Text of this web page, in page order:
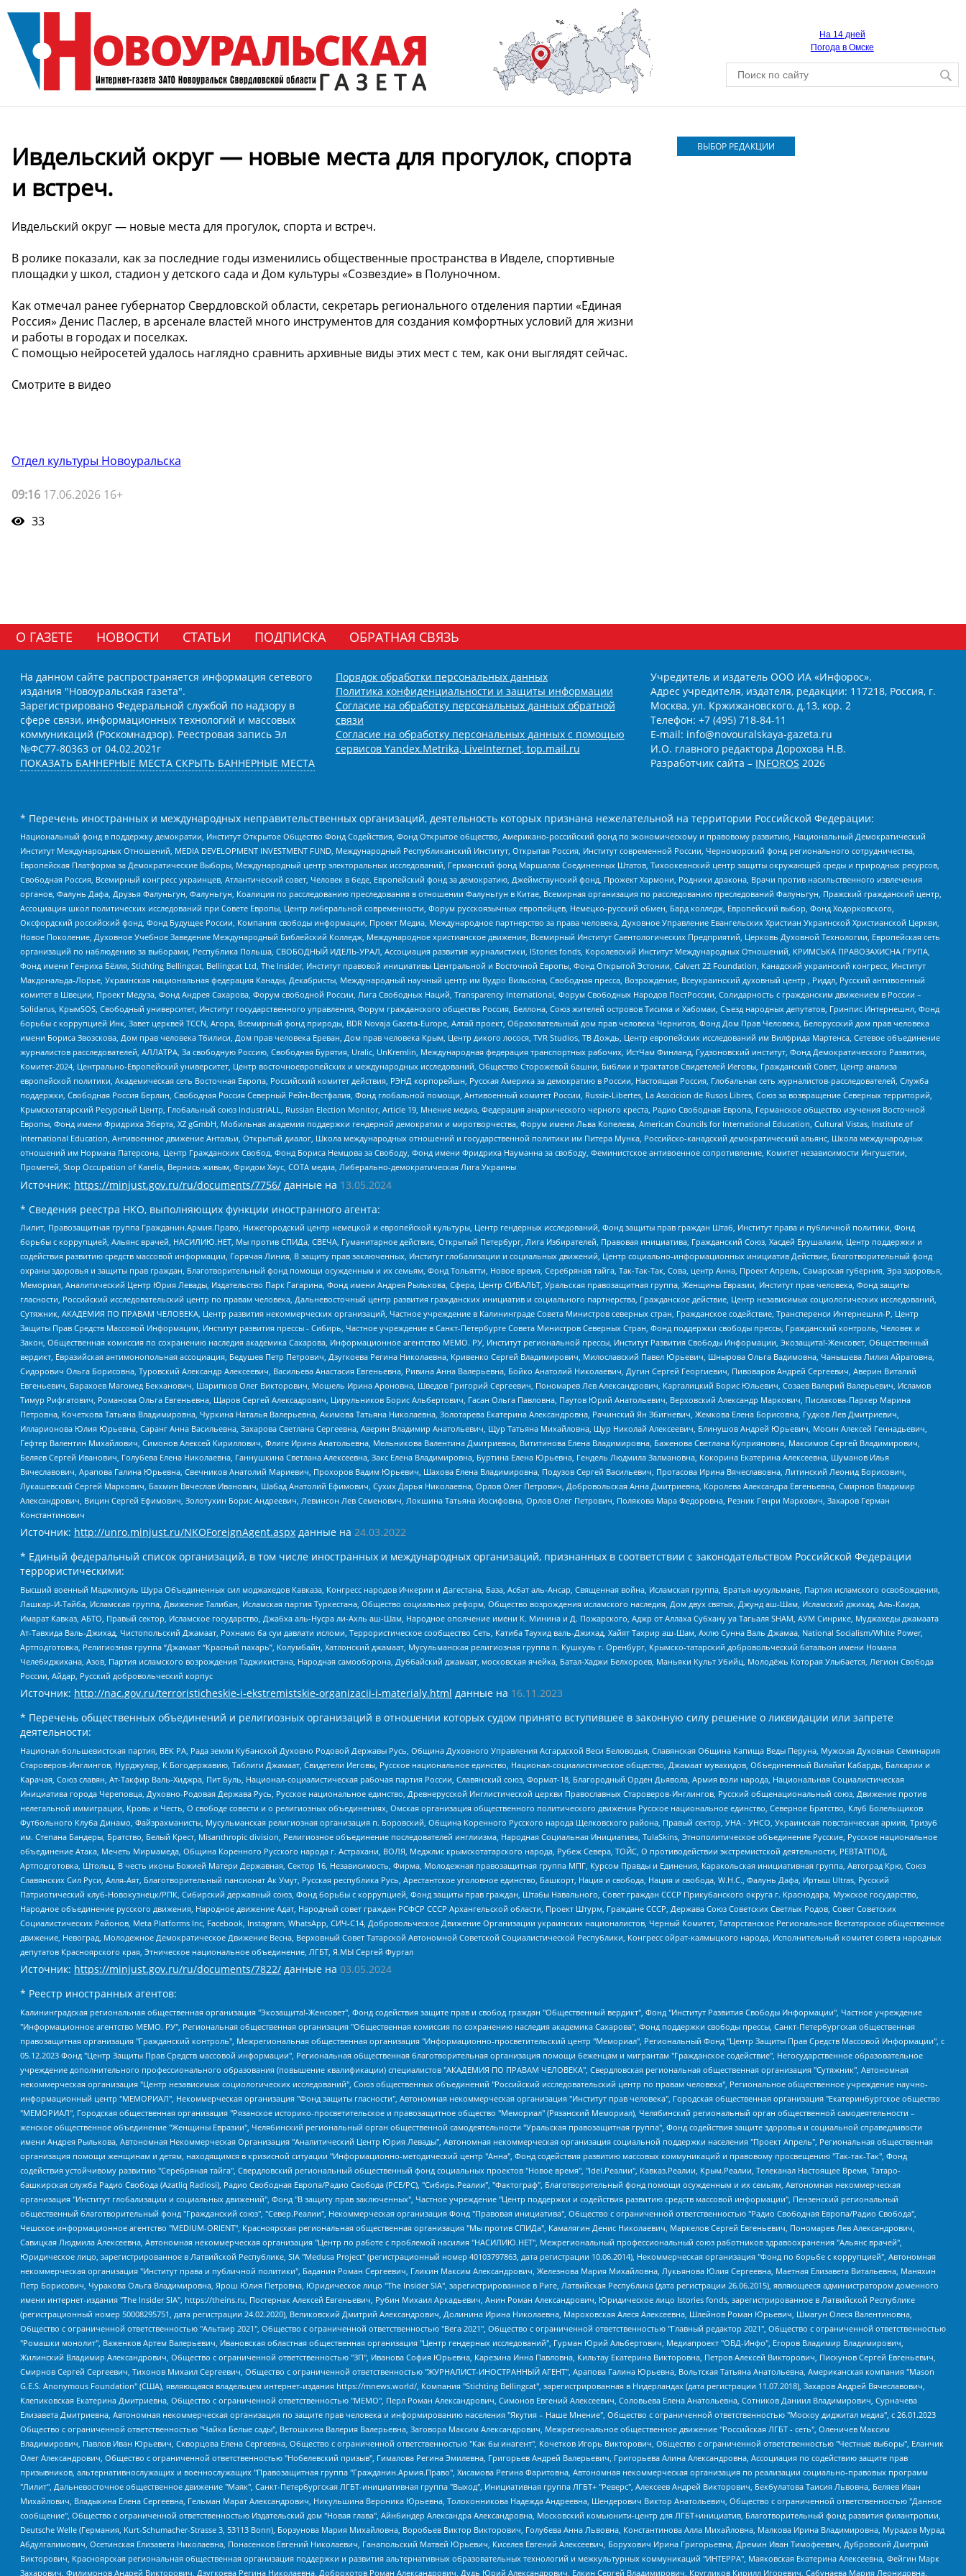
На 14 дней
Погода в Омске
Ивдельский округ — новые места для прогулок, спорта
и встреч.
Ивдельский округ — новые места для прогулок, спорта и встреч.
В ролике показали, как за последние годы изменились общественные пространства в Ивделе, спортивные
площадки у школ, стадион у детского сада и Дом культуры «Созвездие» в Полуночном.
Как отмечал ранее губернатор Свердловской области, секретарь регионального отделения партии «Единая
Россия» Денис Паслер, в арсенале властей много инструментов для создания комфортных условий для жизни
и работы в городах и поселках.
С помощью нейросетей удалось наглядно сравнить архивные виды этих мест с тем, как они выглядят сейчас.
Смотрите в видео
Отдел культуры Новоуральска
09:16 17.06.2026 16+
33
ВЫБОР РЕДАКЦИИ
О ГАЗЕТЕ НОВОСТИ СТАТЬИ ПОДПИСКА ОБРАТНАЯ СВЯЗЬ
На данном сайте распространяется информация сетевого
издания "Новоуральская газета".
Зарегистрировано Федеральной службой по надзору в
сфере связи, информационных технологий и массовых
коммуникаций (Роскомнадзор). Реестровая запись Эл
№ФС77-80363 от 04.02.2021г
ПОКАЗАТЬ БАННЕРНЫЕ МЕСТА СКРЫТЬ БАННЕРНЫЕ МЕСТА
Порядок обработки персональных данных
Политика конфиденциальности и защиты информации
Согласие на обработку персональных данных обратной
связи
Согласие на обработку персональных данных с помощью
сервисов Yandex.Metrika, LiveInternet, top.mail.ru
Учредитель и издатель ООО ИА «Инфорос».
Адрес учредителя, издателя, редакции: 117218, Россия, г.
Москва, ул. Кржижановского, д.13, кор. 2
Телефон: +7 (495) 718-84-11
E-mail: info@novouralskaya-gazeta.ru
И.О. главного редактора Дорохова Н.В.
Разработчик сайта – INFOROS 2026
* Перечень иностранных и международных неправительственных организаций, деятельность которых признана нежелательной на территории Российской Федерации:
Национальный фонд в поддержку демократии, Институт Открытое Общество Фонд Содействия, Фонд Открытое общество, Американо-российский фонд по экономическому и правовому развитию, Национальный Демократический
Институт Международных Отношений, MEDIA DEVELOPMENT INVESTMENT FUND, Международный Республиканский Институт, Открытая Россия, Институт современной России, Черноморский фонд регионального сотрудничества,
Европейская Платформа за Демократические Выборы, Международный центр электоральных исследований, Германский фонд Маршалла Соединенных Штатов, Тихоокеанский центр защиты окружающей среды и природных ресурсов,
Свободная Россия, Всемирный конгресс украинцев, Атлантический совет, Человек в беде, Европейский фонд за демократию, Джеймстаунский фонд, Прожект Хармони, Родники дракона, Врачи против насильственного извлечения
органов, Фалунь Дафа, Друзья Фалуньгун, Фалуньгун, Коалиция по расследованию преследования в отношении Фалуньгун в Китае, Всемирная организация по расследованию преследований Фалуньгун, Пражский гражданский центр,
Ассоциация школ политических исследований при Совете Европы, Центр либеральной современности, Форум русскоязычных европейцев, Немецко-русский обмен, Бард колледж, Европейский выбор, Фонд Ходорковского,
Оксфордский российский фонд, Фонд Будущее России, Компания свободы информации, Проект Медиа, Международное партнерство за права человека, Духовное Управление Евангельских Христиан Украинской Христианской Церкви,
Новое Поколение, Духовное Учебное Заведение Международный Библейский Колледж, Международное христианское движение, Всемирный Институт Саентологических Предприятий, Церковь Духовной Технологии, Европейская сеть
организаций по наблюдению за выборами, Республика Польша, СВОБОДНЫЙ ИДЕЛЬ-УРАЛ, Ассоциация развития журналистики, IStories fonds, Королевский Институт Международных Отношений, КРИМСЬКА ПРАВОЗАХИСНА ГРУПА,
Фонд имени Генриха Бёлля, Stichting Bellingcat, Bellingcat Ltd, The Insider, Институт правовой инициативы Центральной и Восточной Европы, Фонд Открытой Эстонии, Calvert 22 Foundation, Канадский украинский конгресс, Институт
Макдональда-Лорье, Украинская национальная федерация Канады, Декабристы, Международный научный центр им Вудро Вильсона, Свободная пресса, Возрождение, Всеукраинский духовный центр , Риддл, Русский антивоенный
комитет в Швеции, Проект Медуза, Фонд Андрея Сахарова, Форум свободной России, Лига Свободных Наций, Transparеncy International, Форум Свободных Народов ПостРоссии, Солидарность с гражданским движением в России –
Solidarus, КрымSOS, Свободный университет, Институт государственного управления, Форум гражданского общества Россия, Беллона, Союз жителей островов Тисима и Хабомаи, Съезд народных депутатов, Гринпис Интернешнл, Фонд
борьбы с коррупцией Инк, Завет церквей TCCN, Агора, Всемирный фонд природы, BDR Novaja Gazeta-Europe, Алтай проект, Образовательный дом прав человека Чернигов, Фонд Дом Прав Человека, Белорусский дом прав человека
имени Бориса Звозскова, Дом прав человека Тбилиси, Дом прав человека Ереван, Дом прав человека Крым, Центр дикого лосося, TVR Studios, ТВ Дождь, Центр европейских исследований им Вилфрида Мартенса, Сетевое объединение
журналистов расследователей, АЛЛАТРА, За свободную Россию, Свободная Бурятия, Uralic, UnKremlin, Международная федерация транспортных рабочих, ИстЧам Финланд, Гудзоновский институт, Фонд Демократического Развития,
Комитет-2024, Центрально-Европейский университет, Центр восточноевропейских и международных исследований, Общество Сторожевой башни, Библии и трактатов Свидетелей Иеговы, Гражданский Совет, Центр анализа
европейской политики, Академическая сеть Восточная Европа, Российский комитет действия, РЭНД корпорейшн, Русская Америка за демократию в России, Настоящая Россия, Глобальная сеть журналистов-расследователей, Служба
поддержки, Свободная Россия Берлин, Свободная Россия Северный Рейн-Вестфалия, Фонд глобальной помощи, Антивоенный комитет России, Russie-Libertes, La Asocicion de Rusos Libres, Союз за возвращение Северных территорий,
Крымскотатарский Ресурсный Центр, Глобальный союз IndustriALL, Russian Election Monitor, Article 19, Мнение медиа, Федерация анархического черного креста, Радио Свободная Европа, Германское общество изучения Восточной
Европы, Фонд имени Фридриха Эберта, XZ gGmbH, Мобильная академия поддержки гендерной демократии и миротворчества, Форум имени Льва Копелева, American Councils for International Education, Cultural Vistas, Institute of
International Education, Антивоенное движение Антальи, Открытый диалог, Школа международных отношений и государственной политики им Питера Мунка, Российско-канадский демократический альянс, Школа международных
отношений им Нормана Патерсона, Центр Гражданских Свобод, Фонд Бориса Немцова за Свободу, Фонд имени Фридриха Науманна за свободу, Феминистское антивоенное сопротивление, Комитет независимости Ингушетии,
Прометей, Stop Occupation of Karelia, Вернись живым, Фридом Хаус, СОТА медиа, Либерально-демократическая Лига Украины
Источник: https://minjust.gov.ru/ru/documents/7756/ данные на 13.05.2024
* Сведения реестра НКО, выполняющих функции иностранного агента:
Лилит, Правозащитная группа Гражданин.Армия.Право, Нижегородский центр немецкой и европейской культуры, Центр гендерных исследований, Фонд защиты прав граждан Штаб, Институт права и публичной политики, Фонд
борьбы с коррупцией, Альянс врачей, НАСИЛИЮ.НЕТ, Мы против СПИДа, СВЕЧА, Гуманитарное действие, Открытый Петербург, Лига Избирателей, Правовая инициатива, Гражданский Союз, Хасдей Ерушалаим, Центр поддержки и
содействия развитию средств массовой информации, Горячая Линия, В защиту прав заключенных, Институт глобализации и социальных движений, Центр социально-информационных инициатив Действие, Благотворительный фонд
охраны здоровья и защиты прав граждан, Благотворительный фонд помощи осужденным и их семьям, Фонд Тольятти, Новое время, Серебряная тайга, Так-Так-Так, Сова, центр Анна, Проект Апрель, Самарская губерния, Эра здоровья,
Мемориал, Аналитический Центр Юрия Левады, Издательство Парк Гагарина, Фонд имени Андрея Рылькова, Сфера, Центр СИБАЛЬТ, Уральская правозащитная группа, Женщины Евразии, Институт прав человека, Фонд защиты
гласности, Российский исследовательский центр по правам человека, Дальневосточный центр развития гражданских инициатив и социального партнерства, Гражданское действие, Центр независимых социологических исследований,
Сутяжник, АКАДЕМИЯ ПО ПРАВАМ ЧЕЛОВЕКА, Центр развития некоммерческих организаций, Частное учреждение в Калининграде Совета Министров северных стран, Гражданское содействие, Трансперенси Интернешнл-Р, Центр
Защиты Прав Средств Массовой Информации, Институт развития прессы - Сибирь, Частное учреждение в Санкт-Петербурге Совета Министров Северных Стран, Фонд поддержки свободы прессы, Гражданский контроль, Человек и
Закон, Общественная комиссия по сохранению наследия академика Сахарова, Информационное агентство МЕМО. РУ, Институт региональной прессы, Институт Развития Свободы Информации, Экозащита!-Женсовет, Общественный
вердикт, Евразийская антимонопольная ассоциация, Бедушев Петр Петрович, Дзугкоева Регина Николаевна, Кривенко Сергей Владимирович, Милославский Павел Юрьевич, Шнырова Ольга Вадимовна, Чанышева Лилия Айратовна,
Сидорович Ольга Борисовна, Туровский Александр Алексеевич, Васильева Анастасия Евгеньевна, Ривина Анна Валерьевна, Бойко Анатолий Николаевич, Дугин Сергей Георгиевич, Пивоваров Андрей Сергеевич, Аверин Виталий
Евгеньевич, Барахоев Магомед Бекханович, Шарипков Олег Викторович, Мошель Ирина Ароновна, Шведов Григорий Сергеевич, Пономарев Лев Александрович, Каргалицкий Борис Юльевич, Созаев Валерий Валерьевич, Исламов
Тимур Рифгатович, Романова Ольга Евгеньевна, Щаров Сергей Алексадрович, Цирульников Борис Альбертович, Гасан Ольга Павловна, Паутов Юрий Анатольевич, Верховский Александр Маркович, Пислакова-Паркер Марина
Петровна, Кочеткова Татьяна Владимировна, Чуркина Наталья Валерьевна, Акимова Татьяна Николаевна, Золотарева Екатерина Александровна, Рачинский Ян Збигневич, Жемкова Елена Борисовна, Гудков Лев Дмитриевич,
Илларионова Юлия Юрьевна, Саранг Анна Васильевна, Захарова Светлана Сергеевна, Аверин Владимир Анатольевич, Щур Татьяна Михайловна, Щур Николай Алексеевич, Блинушов Андрей Юрьевич, Мосин Алексей Геннадьевич,
Гефтер Валентин Михайлович, Симонов Алексей Кириллович, Флиге Ирина Анатольевна, Мельникова Валентина Дмитриевна, Вититинова Елена Владимировна, Баженова Светлана Куприяновна, Максимов Сергей Владимирович,
Беляев Сергей Иванович, Голубева Елена Николаевна, Ганнушкина Светлана Алексеевна, Закс Елена Владимировна, Буртина Елена Юрьевна, Гендель Людмила Залмановна, Кокорина Екатерина Алексеевна, Шуманов Илья
Вячеславович, Арапова Галина Юрьевна, Свечников Анатолий Мариевич, Прохоров Вадим Юрьевич, Шахова Елена Владимировна, Подузов Сергей Васильевич, Протасова Ирина Вячеславовна, Литинский Леонид Борисович,
Лукашевский Сергей Маркович, Бахмин Вячеслав Иванович, Шабад Анатолий Ефимович, Сухих Дарья Николаевна, Орлов Олег Петрович, Добровольская Анна Дмитриевна, Королева Александра Евгеньевна, Смирнов Владимир
Александрович, Вицин Сергей Ефимович, Золотухин Борис Андреевич, Левинсон Лев Семенович, Локшина Татьяна Иосифовна, Орлов Олег Петрович, Полякова Мара Федоровна, Резник Генри Маркович, Захаров Герман
Константинович
Источник: http://unro.minjust.ru/NKOForeignAgent.aspx данные на 24.03.2022
* Единый федеральный список организаций, в том числе иностранных и международных организаций, признанных в соответствии с законодательством Российской Федерации
террористическими:
Высший военный Маджлисуль Шура Объединенных сил моджахедов Кавказа, Конгресс народов Ичкерии и Дагестана, База, Асбат аль-Ансар, Священная война, Исламская группа, Братья-мусульмане, Партия исламского освобождения,
Лашкар-И-Тайба, Исламская группа, Движение Талибан, Исламская партия Туркестана, Общество социальных реформ, Общество возрождения исламского наследия, Дом двух святых, Джунд аш-Шам, Исламский джихад, Аль-Каида,
Имарат Кавказ, АБТО, Правый сектор, Исламское государство, Джабха аль-Нусра ли-Ахль аш-Шам, Народное ополчение имени К. Минина и Д. Пожарского, Аджр от Аллаха Субхану уа Тагьаля SHAM, АУМ Синрике, Муджахеды джамаата
Ат-Тавхида Валь-Джихад, Чистопольский Джамаат, Рохнамо ба суи давлати исломи, Террористическое сообщество Сеть, Катиба Таухид валь-Джихад, Хайят Тахрир аш-Шам, Ахлю Сунна Валь Джамаа, National Socialism/White Power,
Артподготовка, Религиозная группа “Джамаат “Красный пахарь”, Колумбайн, Хатлонский джамаат, Мусульманская религиозная группа п. Кушкуль г. Оренбург, Крымско-татарский добровольческий батальон имени Номана
Челебиджихана, Азов, Партия исламского возрождения Таджикистана, Народная самооборона, Дуббайский джамаат, московская ячейка, Батал-Хаджи Белхороев, Маньяки Культ Убийц, Молодёжь Которая Улыбается, Легион Свобода
России, Айдар, Русский добровольческий корпус
Источник: http://nac.gov.ru/terroristicheskie-i-ekstremistskie-organizacii-i-materialy.html данные на 16.11.2023
* Перечень общественных объединений и религиозных организаций в отношении которых судом принято вступившее в законную силу решение о ликвидации или запрете
деятельности:
Национал-большевистская партия, ВЕК РА, Рада земли Кубанской Духовно Родовой Державы Русь, Община Духовного Управления Асгардской Веси Беловодья, Славянская Община Капища Веды Перуна, Мужская Духовная Семинария
Староверов-Инглингов, Нурджулар, К Богодержавию, Таблиги Джамаат, Свидетели Иеговы, Русское национальное единство, Национал-социалистическое общество, Джамаат мувахидов, Объединенный Вилайат Кабарды, Балкарии и
Карачая, Союз славян, Ат-Такфир Валь-Хиджра, Пит Буль, Национал-социалистическая рабочая партия России, Славянский союз, Формат-18, Благородный Орден Дьявола, Армия воли народа, Национальная Социалистическая
Инициатива города Череповца, Духовно-Родовая Держава Русь, Русское национальное единство, Древнерусской Инглистической церкви Православных Староверов-Инглингов, Русский общенациональный союз, Движение против
нелегальной иммиграции, Кровь и Честь, О свободе совести и о религиозных объединениях, Омская организация общественного политического движения Русское национальное единство, Северное Братство, Клуб Болельщиков
Футбольного Клуба Динамо, Файзрахманисты, Мусульманская религиозная организация п. Боровский, Община Коренного Русского народа Щелковского района, Правый сектор, УНА - УНСО, Украинская повстанческая армия, Тризуб
им. Степана Бандеры, Братство, Белый Крест, Misanthropic division, Религиозное объединение последователей инглиизма, Народная Социальная Инициатива, TulaSkins, Этнополитическое объединение Русские, Русское национальное
объединение Атака, Мечеть Мирмамеда, Община Коренного Русского народа г. Астрахани, ВОЛЯ, Меджлис крымскотатарского народа, Рубеж Севера, ТОЙС, О противодействии экстремистской деятельности, РЕВТАТПОД,
Артподготовка, Штольц, В честь иконы Божией Матери Державная, Сектор 16, Независимость, Фирма, Молодежная правозащитная группа МПГ, Курсом Правды и Единения, Каракольская инициативная группа, Автоград Крю, Союз
Славянских Сил Руси, Алля-Аят, Благотворительный пансионат Ак Умут, Русская республика Русь, Арестантское уголовное единство, Башкорт, Нация и свобода, Нация и свобода, W.H.С., Фалунь Дафа, Иртыш Ultras, Русский
Патриотический клуб-Новокузнецк/РПК, Сибирский державный союз, Фонд борьбы с коррупцией, Фонд защиты прав граждан, Штабы Навального, Совет граждан СССР Прикубанского округа г. Краснодара, Мужское государство,
Народное объединение русского движения, Народное движение Адат, Народный совет граждан РСФСР СССР Архангельской области, Проект Штурм, Граждане СССР, Держава Союз Советских Светлых Родов, Совет Советских
Социалистических Районов, Meta Platforms Inc, Facebook, Instagram, WhatsApp, СИЧ-С14, Добровольческое Движение Организации украинских националистов, Черный Комитет, Татарстанское Региональное Всетатарское общественное
движение, Невоград, Молодежное Демократическое Движение Весна, Верховный Совет Татарской Автономной Советской Социалистической Республики, Конгресс ойрат-калмыцкого народа, Исполнительный комитет совета народных
депутатов Красноярского края, Этническое национальное объединение, ЛГБТ, Я.МЫ Сергей Фургал
Источник: https://minjust.gov.ru/ru/documents/7822/ данные на 03.05.2024
* Реестр иностранных агентов:
Калининградская региональная общественная организация "Экозащита!-Женсовет", Фонд содействия защите прав и свобод граждан "Общественный вердикт", Фонд "Институт Развития Свободы Информации", Частное учреждение "Информационное агентство МЕМО. РУ", Региональная общественная организация "Общественная комиссия по сохранению наследия академика Сахарова", Фонд поддержки свободы прессы, Санкт-Петербургская общественная правозащитная организация "Гражданский контроль", Межрегиональная общественная организация "Информационно-просветительский центр "Мемориал", Региональный Фонд "Центр Защиты Прав Средств Массовой Информации", с 05.12.2023 Фонд "Центр Защиты Прав Средств массовой информации", Региональная общественная благотворительная организация помощи беженцам и мигрантам "Гражданское содействие", Негосударственное образовательное учреждение дополнительного профессионального образования (повышение квалификации) специалистов "АКАДЕМИЯ ПО ПРАВАМ ЧЕЛОВЕКА", Свердловская региональная общественная организация "Сутяжник", Автономная некоммерческая организация "Центр независимых социологических исследований", Союз общественных объединений "Российский исследовательский центр по правам человека", Региональное общественное учреждение научно-информационный центр "МЕМОРИАЛ", Некоммерческая организация "Фонд защиты гласности", Автономная некоммерческая организация "Институт прав человека", Городская общественная организация "Екатеринбургское общество "МЕМОРИАЛ", Городская общественная организация "Рязанское историко-просветительское и правозащитное общество "Мемориал" (Рязанский Мемориал), Челябинский региональный орган общественной самодеятельности – женское общественное объединение "Женщины Евразии", Челябинский региональный орган общественной самодеятельности "Уральская правозащитная группа", Фонд содействия защите здоровья и социальной справедливости имени Андрея Рылькова, Автономная Некоммерческая Организация "Аналитический Центр Юрия Левады", Автономная некоммерческая организация социальной поддержки населения "Проект Апрель", Региональная общественная организация помощи женщинам и детям, находящимся в кризисной ситуации "Информационно-методический центр "Анна", Фонд содействия развитию массовых коммуникаций и правовому просвещению "Так-так-Так", Фонд содействия устойчивому развитию "Серебряная тайга", Свердловский региональный общественный фонд социальных проектов "Новое время", "Idel.Реалии", Кавказ.Реалии, Крым.Реалии, Телеканал Настоящее Время, Татаро-башкирская служба Радио Свобода (Azatliq Radiosi), Радио Свободная Европа/Радио Свобода (PCE/PC), "Сибирь.Реалии", "Фактограф", Благотворительный фонд помощи осужденным и их семьям, Автономная некоммерческая организация "Институт глобализации и социальных движений", Фонд "В защиту прав заключенных", Частное учреждение "Центр поддержки и содействия развитию средств массовой информации", Пензенский региональный общественный благотворительный фонд "Гражданский союз", "Север.Реалии", Некоммерческая организация Фонд "Правовая инициатива", Общество с ограниченной ответственностью "Радио Свободная Европа/Радио Свобода", Чешское информационное агентство "MEDIUM-ORIENT", Красноярская региональная общественная организация "Мы против СПИДа", Камалягин Денис Николаевич, Маркелов Сергей Евгеньевич, Пономарев Лев Александрович, Савицкая Людмила Алексеевна, Автономная некоммерческая организация "Центр по работе с проблемой насилия "НАСИЛИЮ.НЕТ", Межрегиональный профессиональный союз работников здравоохранения "Альянс врачей", Юридическое лицо, зарегистрированное в Латвийской Республике, SIA "Medusa Project" (регистрационный номер 40103797863, дата регистрации 10.06.2014), Некоммерческая организация "Фонд по борьбе с коррупцией", Автономная некоммерческая организация "Институт права и публичной политики", Баданин Роман Сергеевич, Гликин Максим Александрович, Железнова Мария Михайловна, Лукьянова Юлия Сергеевна, Маетная Елизавета Витальевна, Маняхин Петр Борисович, Чуракова Ольга Владимировна, Ярош Юлия Петровна, Юридическое лицо "The Insider SIA", зарегистрированное в Риге, Латвийская Республика (дата регистрации 26.06.2015), являющееся администратором доменного имени интернет-издания "The Insider SIA", https://theins.ru, Постернак Алексей Евгеньевич, Рубин Михаил Аркадьевич, Анин Роман Александрович, Юридическое лицо Istories fonds, зарегистрированное в Латвийской Республике (регистрационный номер 50008295751, дата регистрации 24.02.2020), Великовский Дмитрий Александрович, Долинина Ирина Николаевна, Мароховская Алеся Алексеевна, Шлейнов Роман Юрьевич, Шмагун Олеся Валентиновна, Общество с ограниченной ответственностью "Альтаир 2021", Общество с ограниченной ответственностью "Вега 2021", Общество с ограниченной ответственностью "Главный редактор 2021", Общество с ограниченной ответственностью "Ромашки монолит", Важенков Артем Валерьевич, Ивановская областная общественная организация "Центр гендерных исследований", Гурман Юрий Альбертович, Медиапроект "ОВД-Инфо", Егоров Владимир Владимирович, Жилинский Владимир Александрович, Общество с ограниченной ответственностью "ЗП", Иванова София Юрьевна, Карезина Инна Павловна, Кильтау Екатерина Викторовна, Петров Алексей Викторович, Пискунов Сергей Евгеньевич, Смирнов Сергей Сергеевич, Тихонов Михаил Сергеевич, Общество с ограниченной ответственностью "ЖУРНАЛИСТ-ИНОСТРАННЫЙ АГЕНТ", Арапова Галина Юрьевна, Вольтская Татьяна Анатольевна, Американская компания "Mason G.E.S. Anonymous Foundation" (США), являющаяся владельцем интернет-издания https://mnews.world/, Компания "Stichting Bellingcat", зарегистрированная в Нидерландах (дата регистрации 11.07.2018), Захаров Андрей Вячеславович, Клепиковская Екатерина Дмитриевна, Общество с ограниченной ответственностью "МЕМО", Перл Роман Александрович, Симонов Евгений Алексеевич, Соловьева Елена Анатольевна, Сотников Даниил Владимирович, Сурначева Елизавета Дмитриевна, Автономная некоммерческая организация по защите прав человека и информированию населения "Якутия – Наше Мнение", Общество с ограниченной ответственностью "Москоу диджитал медиа", с 26.01.2023 Общество с ограниченной ответственностью "Чайка Белые сады", Ветошкина Валерия Валерьевна, Заговора Максим Александрович, Межрегиональное общественное движение "Российская ЛГБТ - сеть", Оленичев Максим Владимирович, Павлов Иван Юрьевич, Скворцова Елена Сергеевна, Общество с ограниченной ответственностью "Как бы инагент", Кочетков Игорь Викторович, Общество с ограниченной ответственностью "Честные выборы", Еланчик Олег Александрович, Общество с ограниченной ответственностью "Нобелевский призыв", Гималова Регина Эмилевна, Григорьев Андрей Валерьевич, Григорьева Алина Александровна, Ассоциация по содействию защите прав призывников, альтернативнослужащих и военнослужащих "Правозащитная группа "Гражданин.Армия.Право", Хисамова Регина Фаритовна, Автономная некоммерческая организация по реализации социально-правовых программ "Лилит", Дальневосточное общественное движение "Маяк", Санкт-Петербургская ЛГБТ-инициативная группа "Выход", Инициативная группа ЛГБТ+ "Реверс", Алексеев Андрей Викторович, Бекбулатова Таисия Львовна, Беляев Иван Михайлович, Владыкина Елена Сергеевна, Гельман Марат Александрович, Никульшина Вероника Юрьевна, Толоконникова Надежда Андреевна, Шендерович Виктор Анатольевич, Общество с ограниченной ответственностью "Данное сообщение", Общество с ограниченной ответственностью Издательский дом "Новая глава", Айнбиндер Александра Александровна, Московский комьюнити-центр для ЛГБТ+инициатив, Благотворительный фонд развития филантропии, Deutsche Welle (Германия, Kurt-Schumacher-Strasse 3, 53113 Bonn), Борзунова Мария Михайловна, Воробьев Виктор Викторович, Голубева Анна Львовна, Константинова Алла Михайловна, Малкова Ирина Владимировна, Мурадов Мурад Абдулгалимович, Осетинская Елизавета Николаевна, Понасенков Евгений Николаевич, Ганапольский Матвей Юрьевич, Киселев Евгений Алексеевич, Борухович Ирина Григорьевна, Дремин Иван Тимофеевич, Дубровский Дмитрий Викторович, Красноярская региональная общественная организация поддержки и развития альтернативных образовательных технологий и межкультурных коммуникаций "ИНТЕРРА", Маяковская Екатерина Алексеевна, Фейгин Марк Захарович, Филимонов Андрей Викторович, Дзугкоева Регина Николаевна, Доброхотов Роман Александрович, Дудь Юрий Александрович, Елкин Сергей Владимирович, Кругликов Кирилл Игоревич, Сабунаева Мария Леонидовна, Семенов Алексей Владимирович, Шаинян Карен Багратович, Шульман Екатерина Михайловна, Асафьев Артур Валерьевич, Вахштайн Виктор Семенович, Венедиктов Алексей Алексеевич, Лушникова Екатерина Евгеньевна, Волков Леонид Михайлович, Невзоров Александр Глебович, Пархоменко Сергей Борисович, Сироткин Ярослав Николаевич, Кара-Мурза Владимир Владимирович, Баранова Наталья Владимировна, Гозман Леонид Яковлевич, Кагарлицкий Борис Юльевич, Климарев Михаил Валерьевич, Милов Владимир Станиславович, Автономная некоммерческая организация Краснодарский центр современного искусства "Типография", Моргенштерн Алишер Тагирович, Соболь Любовь Эдуардовна, Общество с ограниченной ответственностью "ЛИЗА НОРМ", Каспаров Гарри Кимович, Ходорковский Михаил Борисович, Общество с ограниченной ответственностью "Апрельские тезисы", Данилович Ирина Брониславовна, Кашин Олег Владимирович, Петров Николай Владимирович, Пивоваров Алексей Владимирович, Соколов Михаил Владимирович, Цветкова Юлия Владимировна, Чичваркин Евгений Александрович, Комитет против пыток/Команда против пыток, Общество с ограниченной ответственностью "Первый научный", Общество с ограниченной ответственностью "Вертолет и ко", Белоцерковская Вероника Борисовна, Кац Максим Евгеньевич, Лазарева Татьяна Юрьевна, Шаведдинов Руслан Табризович, Яшин Илья Валерьевич, Общество с ограниченной ответственностью "Иноагент ААВ", Алешковский Дмитрий Петрович, Альбац Евгения Марковна, Быков Дмитрий Львович, Галямина Юлия Евгеньевна, Лойко Сергей Леонидович, Мартынов Кирилл Константинович, Медведев Сергей Александрович, Крашенинников Федор Геннадиевич, Гордеева Катерина Вл